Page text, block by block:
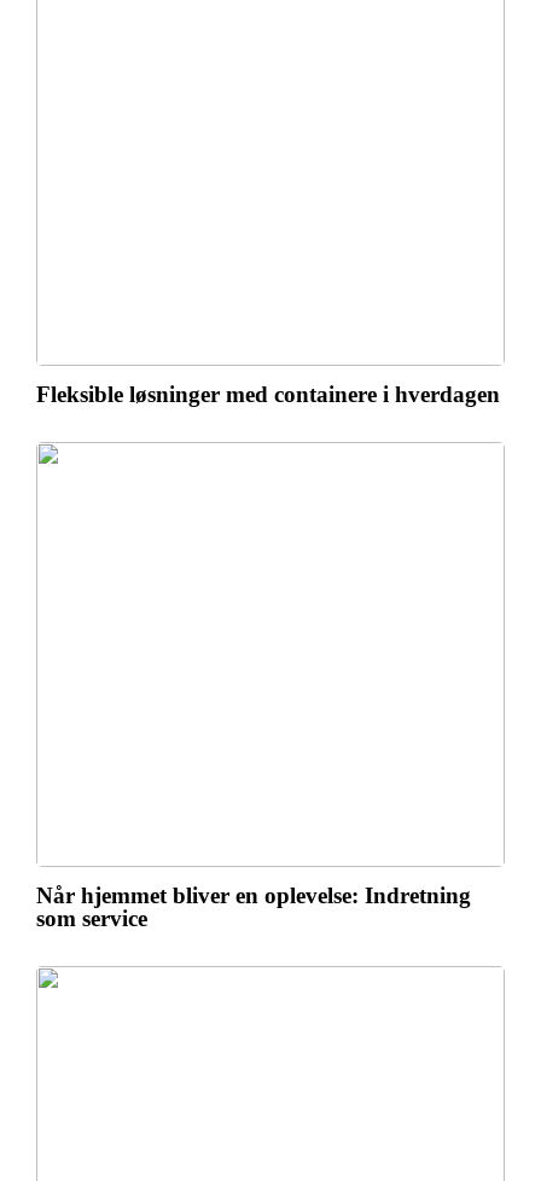
Fleksible løsninger med containere i hverdagen
Når hjemmet bliver en oplevelse: Indretning
som service